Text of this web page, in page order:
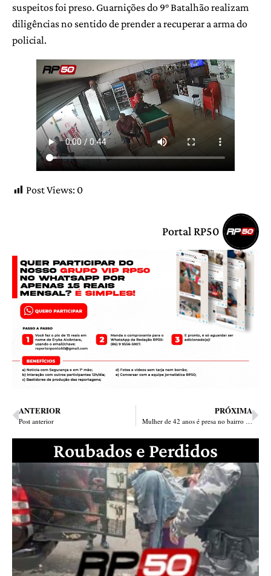
suspeitos foi preso. Guarnições do 9° Batalhão realizam
diligências no sentido de prender a recuperar a arma do
policial.
Post Views: 0
Portal RP50
ANTERIOR
Post anterior
PRÓXIMA
Mulher de 42 anos é presa no bairro Dirceu pelo crime de roubo em Teresina
Roubados e Perdidos